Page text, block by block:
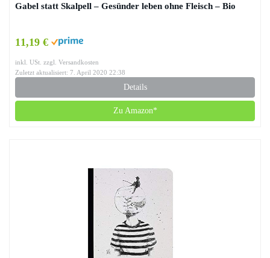
Gabel statt Skalpell – Gesünder leben ohne Fleisch – Bio
11,19 €
inkl. USt. zzgl. Versandkosten
Zuletzt aktualisiert: 7. April 2020 22:38
Details
Zu Amazon*